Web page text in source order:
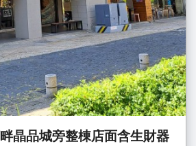
晶品城旁整棟店面含生財器